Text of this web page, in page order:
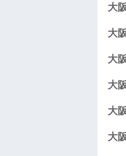
大
大
大
大
大
大